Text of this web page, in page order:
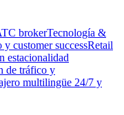
brokerTecnología &
customer successRetail
estacionalidad
de tráfico y
multilingüe 24/7 y